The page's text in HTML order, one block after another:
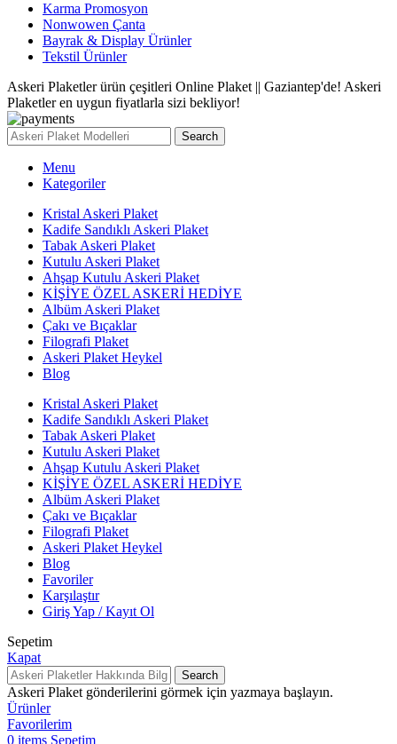
Karma Promosyon
Nonwowen Çanta
Bayrak & Display Ürünler
Tekstil Ürünler
Askeri Plaketler ürün çeşitleri Online Plaket || Gaziantep'de! Askeri
Plaketler en uygun fiyatlarla sizi bekliyor!
Search
Menu
Kategoriler
Kristal Askeri Plaket
Kadife Sandıklı Askeri Plaket
Tabak Askeri Plaket
Kutulu Askeri Plaket
Ahşap Kutulu Askeri Plaket
KİŞİYE ÖZEL ASKERİ HEDİYE
Albüm Askeri Plaket
Çakı ve Bıçaklar
Filografi Plaket
Askeri Plaket Heykel
Blog
Kristal Askeri Plaket
Kadife Sandıklı Askeri Plaket
Tabak Askeri Plaket
Kutulu Askeri Plaket
Ahşap Kutulu Askeri Plaket
KİŞİYE ÖZEL ASKERİ HEDİYE
Albüm Askeri Plaket
Çakı ve Bıçaklar
Filografi Plaket
Askeri Plaket Heykel
Blog
Favoriler
Karşılaştır
Giriş Yap / Kayıt Ol
Sepetim
Kapat
Search
Askeri Plaket gönderilerini görmek için yazmaya başlayın.
Ürünler
Favorilerim
0 items Sepetim